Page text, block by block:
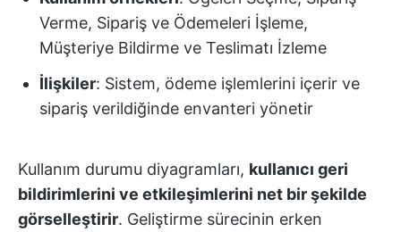
Verme, Sipariş ve Ödemeleri İşleme,
Müşteriye Bildirme ve Teslimatı İzleme
İlişkiler: Sistem, ödeme işlemlerini içerir ve
sipariş verildiğinde envanteri yönetir
Kullanım durumu diyagramları, kullanıcı geri
bildirimlerini ve etkileşimlerini net bir şekilde
görselleştirir. Geliştirme sürecinin erken